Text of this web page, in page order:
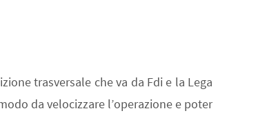
trasversale che va da Fdi e la Lega
da velocizzare l’operazione e poter